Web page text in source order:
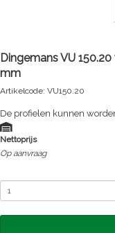
Dingemans VU
mm
Artikelcode: VU150.20
De profielen kunnen
Nettoprijs
Op aanvraag